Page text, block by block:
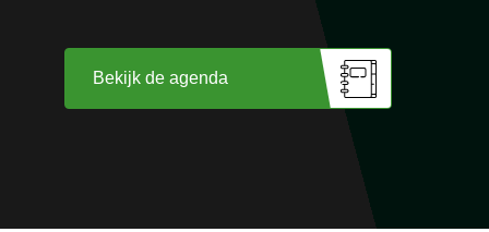
Bekijk de agenda